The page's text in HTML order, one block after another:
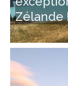
Zélande